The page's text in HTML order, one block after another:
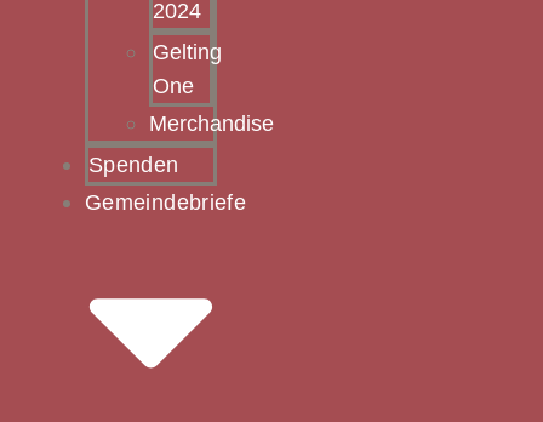
2024
Gelting
One
Merchandise
Spenden
Gemeindebriefe